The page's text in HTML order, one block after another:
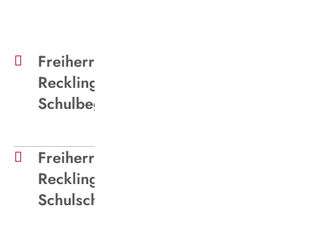
Freiherr-vom-Stein-Gymnasium
Recklinghausen - Einsatzwagen
Schulbeginn
Freiherr-vom-Stein-Gymnasium
Recklinghausen - Einsatzwagen
Schulschluss